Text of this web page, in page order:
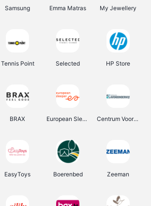
Samsung Emma Matras My Jewellery
Tennis Point Selected HP Store
BRAX European Sleeper Centrum Voor Avondonderwijs
EasyToys Boerenbed Zeeman